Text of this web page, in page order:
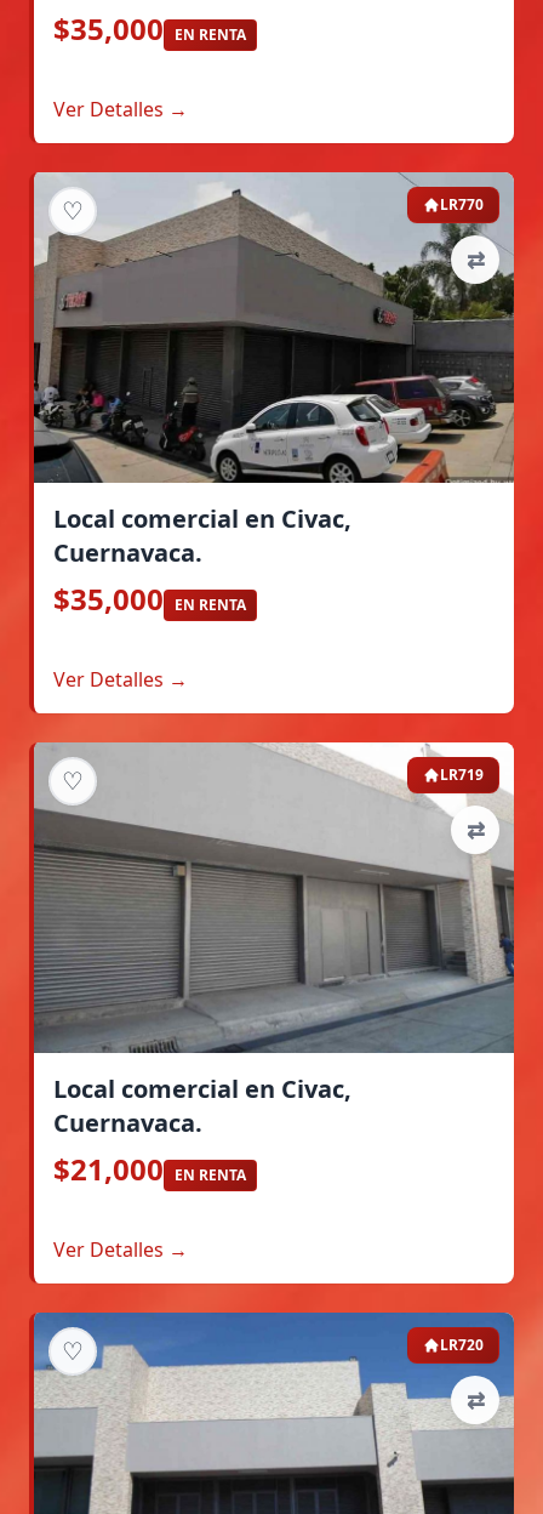
$35,000 EN RENTA
Ver Detalles →
♡
⇄
LR770
Local comercial en Civac,
Cuernavaca.
$35,000 EN RENTA
Ver Detalles →
♡
⇄
LR719
Local comercial en Civac,
Cuernavaca.
$21,000 EN RENTA
Ver Detalles →
♡
⇄
LR720